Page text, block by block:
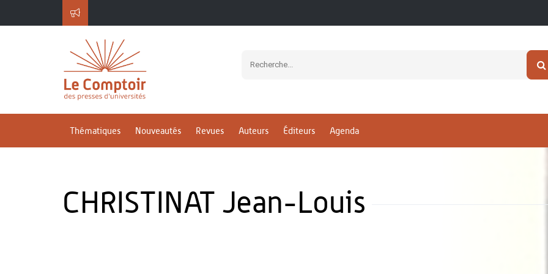
Thématiques Nouveautés Revues Auteurs Éditeurs Agenda
CHRISTINAT Jean-Louis